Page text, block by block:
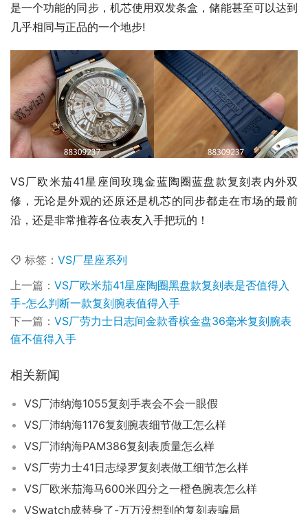
是一个功能的同步，机芯使用双发条盒，储能甚至可以达到
几乎相同与正品的一个地步!
VS厂欧米茄41星座间玫瑰金蓝陶圈蓝盘款复刻表内外双
修，无论是外观的还原还是机芯的同步都走在市场的最前
沿，还是非常推荐各位表友入手把玩的！
标签： VS厂星座系列
上一篇： VS厂欧米茄41星座陶圈黑盘款复刻表是否值得入
手-怎么判断一款复刻腕表值得入手
下一篇： VS厂劳力士日志间金款香槟金盘36毫米复刻腕表
值不值得入手
相关新闻
VS厂沛纳海1055复刻手表会不会一眼假
VS厂沛纳海1176复刻腕表细节做工怎么样
VS厂沛纳海PAM386复刻表质量怎么样
VS厂劳力士41日志绿罗复刻表做工细节怎么样
VS厂欧米茄海马600米四分之一橙色腕表怎么样
VSwatch成替身了-万万没想到的复刻表骗局